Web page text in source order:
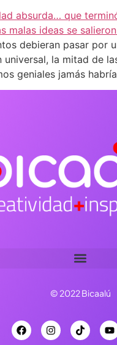
debieran pasar por
universal, la mitad de
geniales jamás
© 2022 Bicaalú